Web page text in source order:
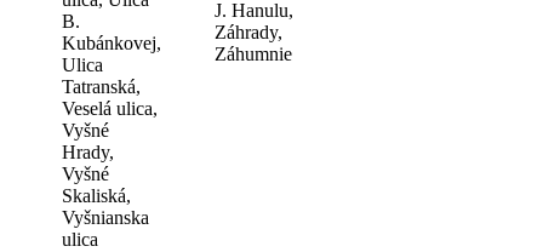
B.
Kubánkovej,
Ulica
Tatranská,
Veselá ulica,
Vyšné
Hrady,
Vyšné
Skaliská,
Vyšnianska
ulica
J. Hanulu,
Záhrady,
Záhumnie